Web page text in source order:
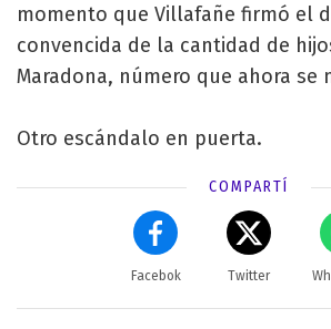
momento que Villafañe firmó el
convencida de la cantidad de
Maradona, número que ahora se
Otro escándalo en puerta.
COMPARTÍ
Facebok Twitter